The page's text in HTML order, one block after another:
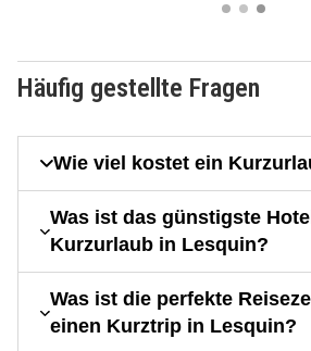
Häufig gestellte Fragen
Wie viel kostet ein
Was ist das günstigste
Kurzurlaub in Lesquin?
Was ist die perfekte
einen Kurztrip in Lesquin?